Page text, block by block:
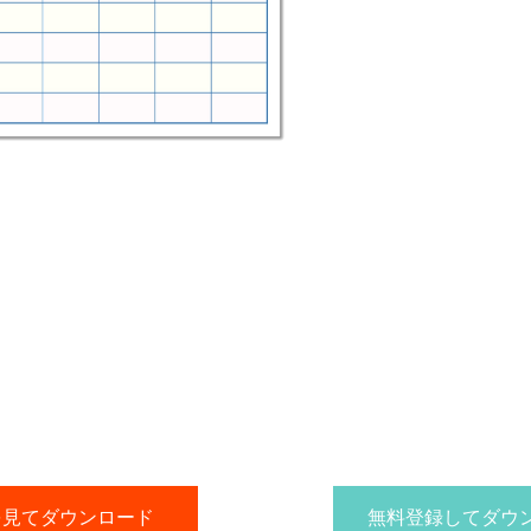
てダウンロード 無料登録してダウ